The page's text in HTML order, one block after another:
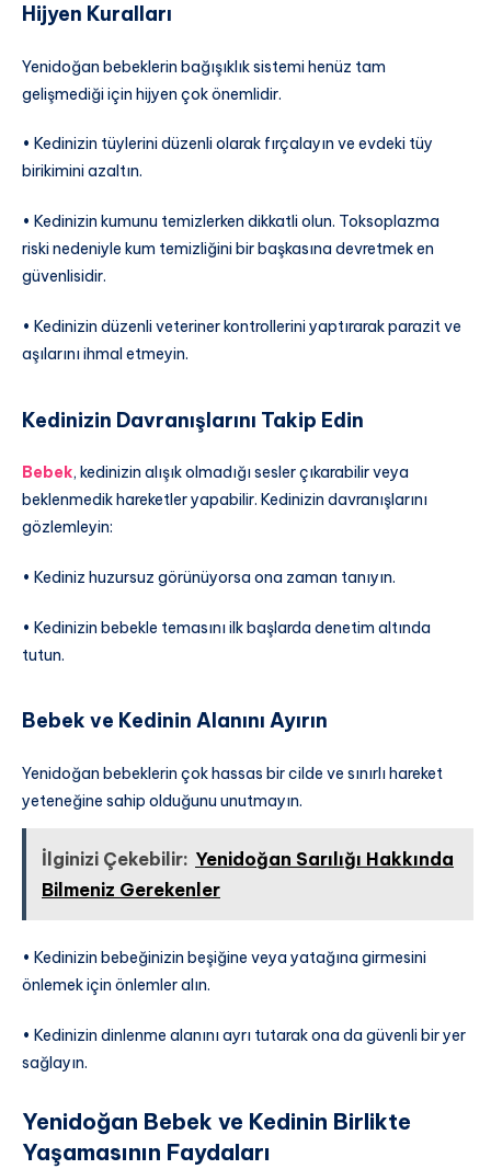
Hijyen Kuralları
Yenidoğan bebeklerin bağışıklık sistemi henüz tam
gelişmediği için hijyen çok önemlidir.
• Kedinizin tüylerini düzenli olarak fırçalayın ve evdeki tüy
birikimini azaltın.
• Kedinizin kumunu temizlerken dikkatli olun. Toksoplazma
riski nedeniyle kum temizliğini bir başkasına devretmek en
güvenlisidir.
• Kedinizin düzenli veteriner kontrollerini yaptırarak parazit ve
aşılarını ihmal etmeyin.
Kedinizin Davranışlarını Takip Edin
Bebek, kedinizin alışık olmadığı sesler çıkarabilir veya
beklenmedik hareketler yapabilir. Kedinizin davranışlarını
gözlemleyin:
• Kediniz huzursuz görünüyorsa ona zaman tanıyın.
• Kedinizin bebekle temasını ilk başlarda denetim altında
tutun.
Bebek ve Kedinin Alanını Ayırın
Yenidoğan bebeklerin çok hassas bir cilde ve sınırlı hareket
yeteneğine sahip olduğunu unutmayın.
İlginizi Çekebilir: Yenidoğan Sarılığı Hakkında
Bilmeniz Gerekenler
• Kedinizin bebeğinizin beşiğine veya yatağına girmesini
önlemek için önlemler alın.
• Kedinizin dinlenme alanını ayrı tutarak ona da güvenli bir yer
sağlayın.
Yenidoğan Bebek ve Kedinin Birlikte
Yaşamasının Faydaları